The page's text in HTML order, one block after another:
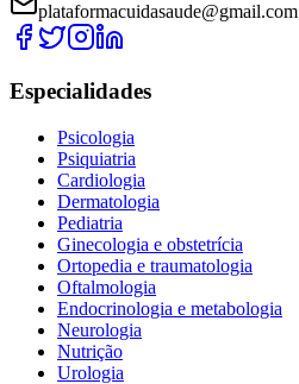
plataformacuidasaude@gmail.com
Especialidades
Psicologia
Psiquiatria
Cardiologia
Dermatologia
Pediatria
Ginecologia e obstetrícia
Ortopedia e traumatologia
Oftalmologia
Endocrinologia e metabologia
Neurologia
Nutrição
Urologia